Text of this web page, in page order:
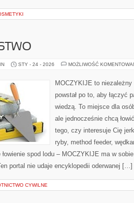
STY - 24 - 2026 MOŻLIWOŚĆ
MOCZYKIJE to niezależny
powstał po to, aby łączyć
wiedzą. To miejsce dla
ale jednocześnie chcą
tego, czy interesuje Cię
ryby, method feeder,
spod lodu – MOCZYKIJE ma w
portal nie udaje encyklopedii oderwanej […]
CYWILNE